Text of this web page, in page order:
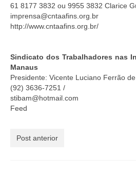
61 8177 3832 ou 9955 3832 Clarice
imprensa@cntaafins.org.br
http://www.cntaafins.org.br/
Sindicato dos Trabalhadores nas
Manaus
Presidente: Vicente Luciano Ferrão
(92) 3636-7251 /
stibam@hotmail.com
Feed
Post anterior